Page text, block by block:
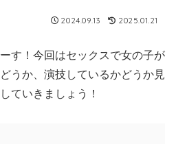
2024.09.13 2025.01.21
す！今回はセックスで女の子が
うか、演技しているかどうか見
ていきましょう！